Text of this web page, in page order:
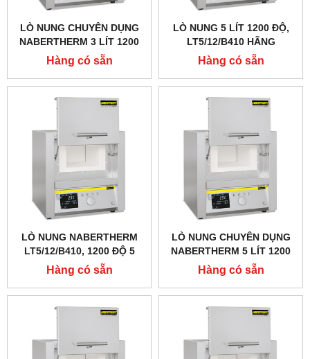
LÒ NUNG CHUYÊN DỤNG
NABERTHERM 3 LÍT 1200
ĐỘ
Hàng có sẵn
LÒ NUNG 5 LÍT 1200 ĐỘ,
LT5/12/B410 HÃNG
NABERTHERM - ĐỨC
Hàng có sẵn
LÒ NUNG NABERTHERM
LT5/12/B410, 1200 ĐỘ 5
LÍT, CỬA LẬT LÊN
Hàng có sẵn
LÒ NUNG CHUYÊN DỤNG
NABERTHERM 5 LÍT 1200
ĐỘ, CỬA LẬT LÊN
Hàng có sẵn